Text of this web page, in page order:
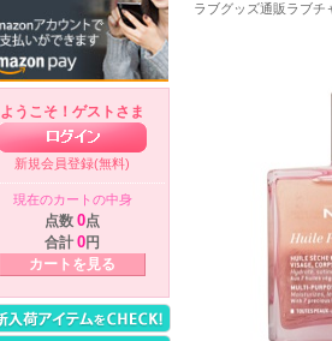
ようこそ！ゲストさま
新規会員登録(無料)
現在のカートの中身
点数 0点
合計 0円
カートを見る
ラブグッズ通販ラブチ